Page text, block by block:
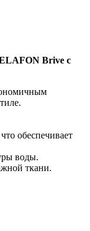
Brive с
обеспечивает
воды.
ткани.